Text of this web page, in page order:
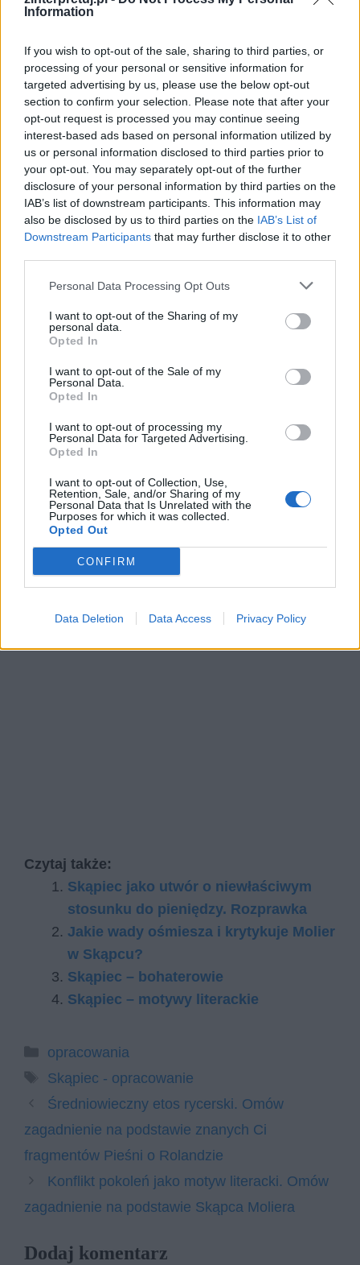
Information
If you wish to opt-out of the sale, sharing to third parties, or
processing of your personal or sensitive information for
targeted advertising by us, please use the below opt-out
section to confirm your selection. Please note that after your
opt-out request is processed you may continue seeing
interest-based ads based on personal information utilized by
us or personal information disclosed to third parties prior to
your opt-out. You may separately opt-out of the further
disclosure of your personal information by third parties on the
IAB’s list of downstream participants. This information may
also be disclosed by us to third parties on the IAB’s List of
Downstream Participants that may further disclose it to other
Personal Data Processing Opt Outs
I want to opt-out of the Sharing of my
personal data.
Opted In
I want to opt-out of the Sale of my
Personal Data.
Opted In
I want to opt-out of processing my
Personal Data for Targeted Advertising.
Opted In
I want to opt-out of Collection, Use,
Retention, Sale, and/or Sharing of my
Personal Data that Is Unrelated with the
Purposes for which it was collected.
Opted Out
CONFIRM
Data Deletion Data Access Privacy Policy
się do zagrań nieuczciwych, nieczystych i
mających wspólnego z ich arystokratycznym
urodzeniem (kradzież i szantaż), by skłonić
Harpagona do przełamania się w kwestii
przyzwolenia na to, by młodzi postępowali w
zgodzie z własnymi sercami.
Obyczajowość w SkąpcuMoliera przedstawiona
jest jako niemalże despotyczna, niemożliwa do
przełamania w uczciwy sposób władza rodziców
nad dziećmi. Równie trudne do ominięcia
przypadku zakochania i poznawania się dwojga
młodych zanim będą mogli się pobrać. Z
dzisiejszego punktu widzenia wszystkie te
pamiętać należy, że Molier nie był fantastą – w
swoich dziełach opisywał rzeczywistość taką,
jaka była w rzeczywistości, ubarwiając ją jedynie
humorem i fabułą.
Czytaj także:
Skąpiec jako utwór o niewłaściwym
stosunku do pieniędzy. Rozprawka
Jakie wady ośmiesza i krytykuje Molier
w Skąpcu?
Skąpiec – bohaterowie
Skąpiec – motywy literackie
Kategorie
opracowania
Tagi
Skąpiec - opracowanie
Średniowieczny etos rycerski. Omów
zagadnienie na podstawie znanych Ci
fragmentów Pieśni o Rolandzie
Konflikt pokoleń jako motyw literacki. Omów
zagadnienie na podstawie Skąpca Moliera
Dodaj komentarz